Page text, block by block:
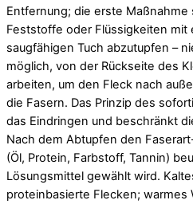
Entfernung; die erste
Feststoffe oder Flüssigkeiten mit
saugfähigen Tuch abzutupfen –
möglich, von der Rückseite des
arbeiten, um den Fleck nach
die Fasern. Das Prinzip des
das Eindringen und beschränkt
Nach dem Abtupfen den
(Öl, Protein, Farbstoff, Tannin)
Lösungsmittel gewählt wird.
proteinbasierte Flecken; warmes